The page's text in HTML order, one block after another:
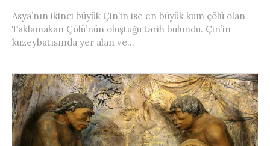
Asya’nın ikinci büyük Çin’in ise en büyük kum çölü olan
Taklamakan Çölü’nün oluştuğu tarih bulundu. Çin’in
kuzeybatısında yer alan ve...